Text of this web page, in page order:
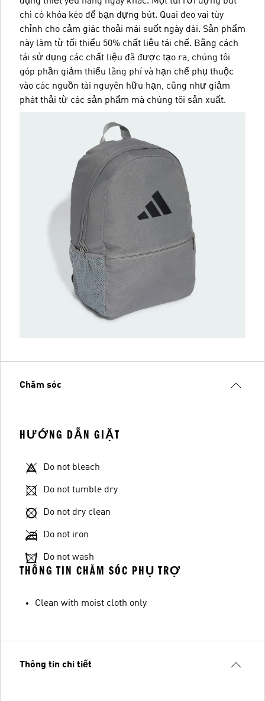
chì có khóa kéo để bạn đựng bút. Quai đeo vai tùy
chỉnh cho cảm giác thoải mái suốt ngày dài. Sản phẩm
này làm từ tối thiểu 50% chất liệu tái chế. Bằng cách
tái sử dụng các chất liệu đã được tạo ra, chúng tôi
góp phần giảm thiểu lãng phí và hạn chế phụ thuộc
vào các nguồn tài nguyên hữu hạn, cũng như giảm
phát thải từ các sản phẩm mà chúng tôi sản xuất.
Chăm sóc
HƯỚNG DẪN GIẶT
Do not bleach
Do not tumble dry
Do not dry clean
Do not iron
Do not wash
THÔNG TIN CHĂM SÓC PHỤ TRỢ
Clean with moist cloth only
Thông tin chi tiết